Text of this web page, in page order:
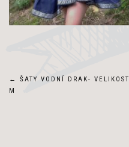
Navigace
←
ŠATY VODNÍ DRAK- VELIKOST
M